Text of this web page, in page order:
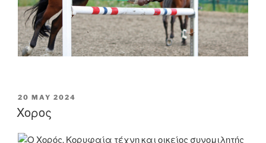
POSTED
ON
20 MAY 2024
Χορος